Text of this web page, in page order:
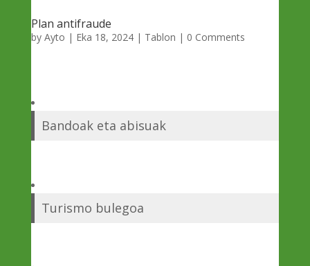
Plan antifraude
by Ayto | Eka 18, 2024| Tablon | 0 Comments
Bandoak eta abisuak
Turismo bulegoa